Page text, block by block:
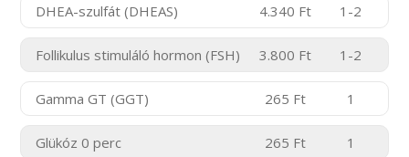
DHEA-szulfát (DHEAS) 4.340 Ft 1-2
Follikulus stimuláló hormon (FSH) 3.800 Ft 1-2
Gamma GT (GGT) 265 Ft 1
Glükóz 0 perc 265 Ft 1